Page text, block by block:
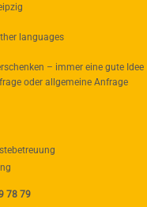
languages
– immer eine gute Idee
oder allgemeine Anfrage
78 79